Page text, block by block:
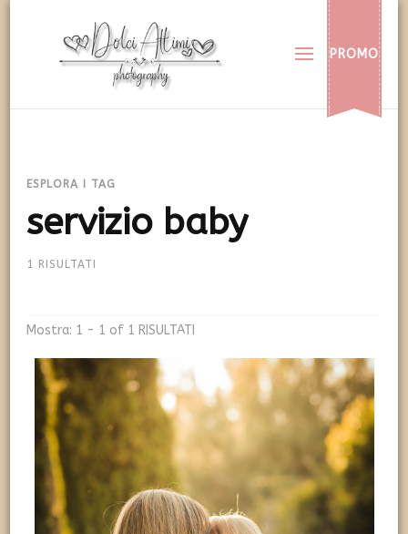
Dolci Attimi
Rendiamo immortali i vostri dolci momenti
PROMO
ESPLORA I TAG
servizio baby
1 RISULTATI
Mostra: 1 - 1 of 1 RISULTATI